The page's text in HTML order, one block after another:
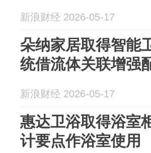
新浪财经 2026-05-17
朵纳家居取得智能
统借流体关联增强
新浪财经 2026-05-17
惠达卫浴取得浴室
计要点作浴室使用